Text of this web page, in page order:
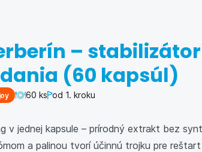
do plaviek
športovat
po päťdesiatke
Bielkovinová diéta
Schudli s nami
poradňa
obchodných
program
–
(60 kapsúl)
60 ks od 1. kroku
v jednej kapsule – prírodný extrakt bez
a palinou tvorí účinnú trojku pre reštart